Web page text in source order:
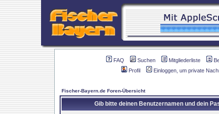
FAQ Suchen Mitgliederliste
Profil
Einloggen, um private
Fischer-Bayern.de Foren-Übersicht
Gib bitte deinen Benutzernamen und dein